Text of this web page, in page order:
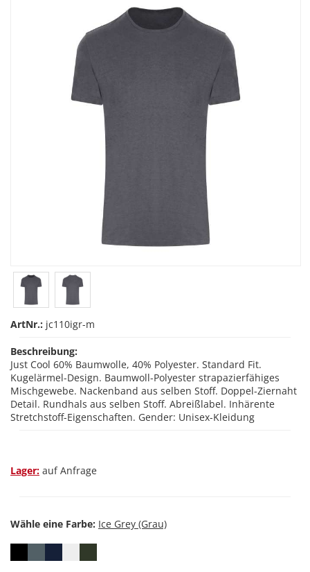
ArtNr.: jc110igr-m
Beschreibung:
Just Cool 60% Baumwolle, 40% Polyester. Standard Fit.
Kugelärmel-Design. Baumwoll-Polyester strapazierfähiges
Mischgewebe. Nackenband aus selben Stoff. Doppel-Ziernaht
Detail. Rundhals aus selben Stoff. Abreißlabel. Inhärente
Stretchstoff-Eigenschaften. Gender: Unisex-Kleidung
Lager: auf Anfrage
Wähle eine Farbe: